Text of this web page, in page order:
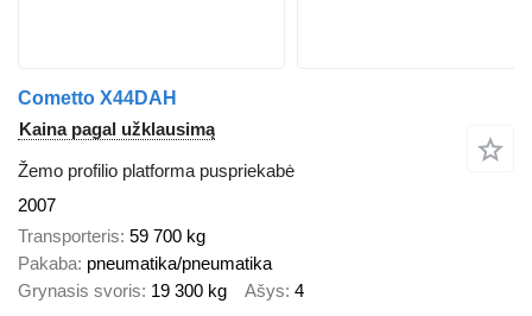
Cometto X44DAH
Kaina pagal užklausimą
Žemo profilio platforma puspriekabė
2007
Transporteris 59 700 kg
Pakaba pneumatika/pneumatika
Grynasis svoris 19 300 kg Ašys 4